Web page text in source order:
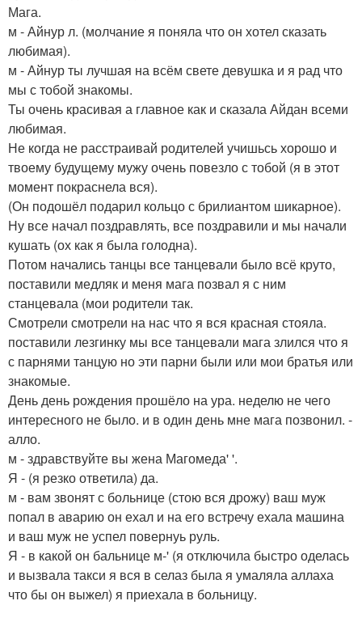
Мага.
м - Айнур л. (молчание я поняла что он хотел сказать
любимая).
м - Айнур ты лучшая на всём свете девушка и я рад что
мы с тобой знакомы.
Ты очень красивая а главное как и сказала Айдан всеми
любимая.
Не когда не расстраивай родителей учишьсь хорошо и
твоему будущему мужу очень повезло с тобой (я в этот
момент покраснела вся).
(Он подошёл подарил кольцо с брилиантом шикарное).
Ну все начал поздравлять, все поздравили и мы начали
кушать (ох как я была голодна).
Потом начались танцы все танцевали было всё круто,
поставили медляк и меня мага позвал я с ним
станцевала (мои родители так.
Смотрели смотрели на нас что я вся красная стояла.
поставили лезгинку мы все танцевали мага злился что я
с парнями танцую но эти парни были или мои братья или
знакомые.
День день рождения прошёло на ура. неделю не чего
интересного не было. и в один день мне мага позвонил. -
алло.
м - здравствуйте вы жена Магомеда' '.
Я - (я резко ответила) да.
м - вам звонят с больнице (стою вся дрожу) ваш муж
попал в аварию он ехал и на его встречу ехала машина
и ваш муж не успел повернуь руль.
Я - в какой он бальнице м-' (я отключила быстро оделась
и вызвала такси я вся в селаз была я умаляла аллаха
что бы он выжел) я приехала в больницу.